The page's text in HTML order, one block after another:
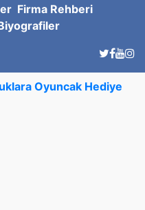
Firma Rehberi
Oyuncak Hediye